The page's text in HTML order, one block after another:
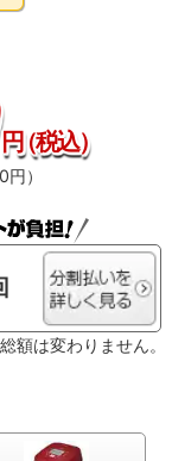
円（税込）
）
額は変わりません。